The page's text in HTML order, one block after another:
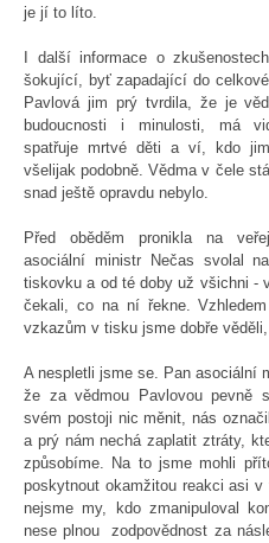
je jí to líto.
I další informace o
šokující, byť zapadající do
Pavlová jim prý tvrdila, že je
budoucnosti i minulosti, má
spatřuje mrtvé děti a ví, kdo
všelijak podobně. Vědma v čele
snad ještě opravdu nebylo.
Před oběděm pronikla na
asociální ministr Nečas svolal
tiskovku a od té doby už všichni -
čekali, co na ní řekne.
vzkazům v tisku jsme dobře
A nespletli jsme se. Pan asociální
že za vědmou Pavlovou pevně
svém postoji nic měnit, nás
a prý nám nechá zaplatit ztráty,
způsobíme. Na to jsme mohli
poskytnout okamžitou reakci asi
nejsme my, kdo zmanipuloval
nese plnou zodpovědnost za